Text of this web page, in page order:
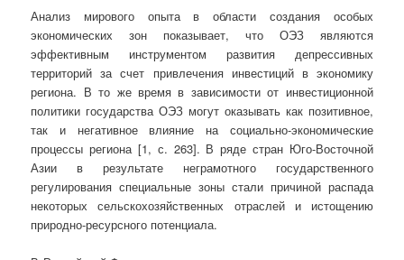
Анализ мирового опыта в области создания особых
экономических зон показывает, что ОЭЗ являются
эффективным инструментом развития депрессивных
территорий за счет привлечения инвестиций в экономику
региона. В то же время в зависимости от инвестиционной
политики государства ОЭЗ могут оказывать как позитивное,
так и негативное влияние на социально-экономические
процессы региона [1, с. 263]. В ряде стран Юго-Восточной
Азии в результате неграмотного государственного
регулирования специальные зоны стали причиной распада
некоторых сельскохозяйственных отраслей и истощению
природно-ресурсного потенциала.